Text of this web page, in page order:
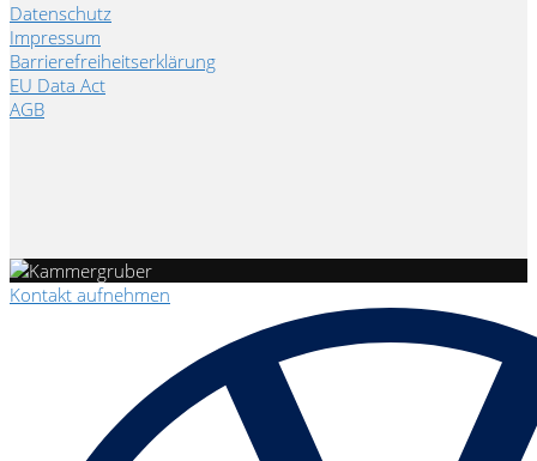
Datenschutz
Impressum
Barrierefreiheitserklärung
EU Data Act
AGB
Kontakt aufnehmen